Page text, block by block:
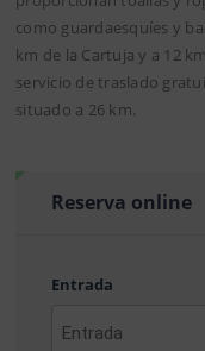
como guardaesquíes y
km de la Cartuja y a 12
servicio de traslado
situado a 26 km.
Reserva online
Entrada
AAAA